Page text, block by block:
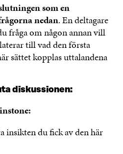
som en
nedan. En deltagare
fråga om någon annan vill
till vad den första
sättet kopplas uttalandena
diskussionen:
insikten du fick av den här